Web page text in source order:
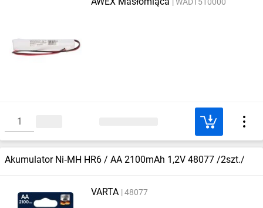
Akumulator Ni‑MH HR6 / AA 2100mAh 1,2V 48077 /2szt./
VARTA 48077